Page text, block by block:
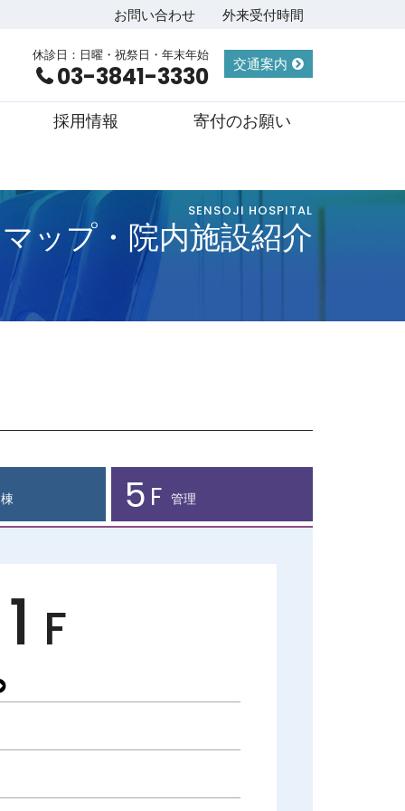
お問い合わせ 外来受付時間
休診日：日曜・祝祭日・年末年始
03-3841-3330 交通案内
採用情報 寄付のお願い
SENSOJI HOSPITAL
ップ・院内施設紹介
1 F
5 F 管理